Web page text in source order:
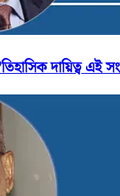
দায়িত্ব এই